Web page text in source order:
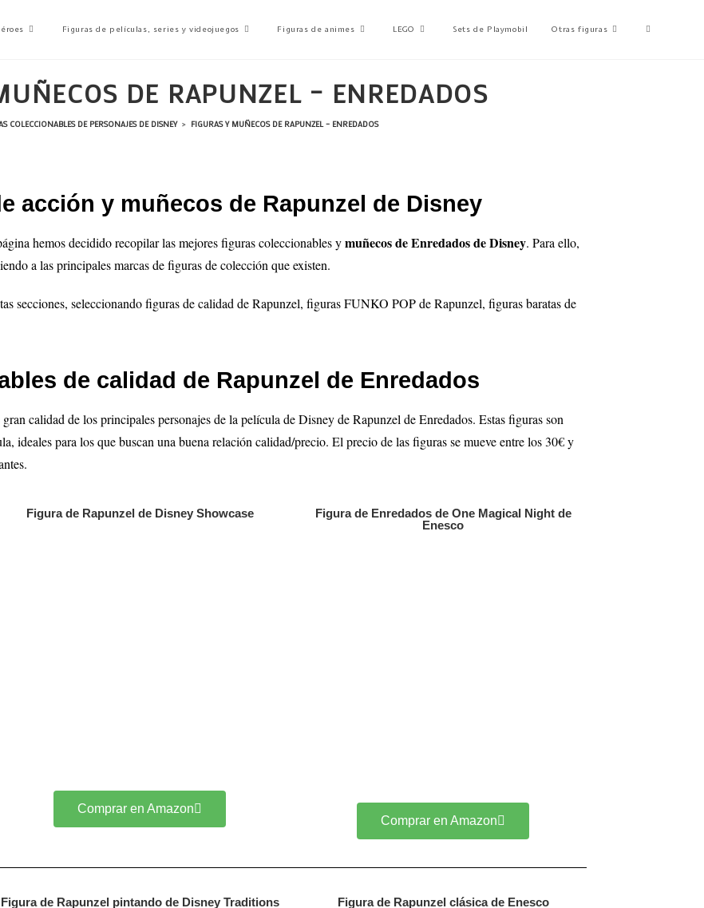
Figuras de películas, series y videojuegos Figuras de animes LEGO Sets de Playmobil Otras figuras
DE RAPUNZEL – ENREDADOS
COLECCIONABLES DE PERSONAJES DE DISNEY > FIGURAS Y MUÑECOS DE RAPUNZEL – ENREDADOS
acción y muñecos de Rapunzel de Disney
hemos decidido recopilar las mejores figuras coleccionables ymuñecos de Enredados de Disney. Para ello,
a las principales marcas de figuras de colección que existen.
secciones, seleccionando figuras de calidad deRapunzel, figuras FUNKO POP deRapunzel, figuras baratas de
de calidad de Rapunzel de Enredados
calidad de los principales personajes de la película de Disney de Rapunzel de Enredados. Estas figuras son
ideales para los que buscan una buena relación calidad/precio. El precio de las figuras se mueve entre los 30€ y
Figura de Rapunzel de Disney Showcase
Comprar en Amazon
Figura de Enredados de One Magical Night de
Enesco
Comprar en Amazon
Figura de Rapunzel pintando de Disney Traditions Figura de Rapunzel clásica de Enesco